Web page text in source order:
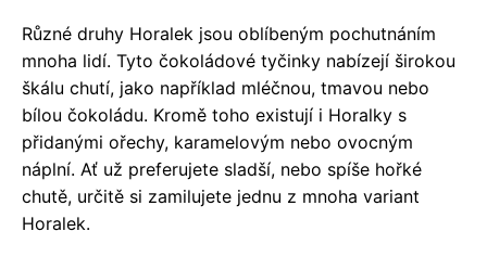
Různé druhy Horalek jsou oblíbeným pochutnáním
mnoha lidí. Tyto čokoládové tyčinky nabízejí širokou
škálu chutí, jako například mléčnou, tmavou nebo
bílou čokoládu. Kromě toho existují i Horalky s
přidanými ořechy, karamelovým nebo ovocným
náplní. Ať už preferujete sladší, nebo spíše hořké
chutě, určitě si zamilujete jednu z mnoha variant
Horalek.